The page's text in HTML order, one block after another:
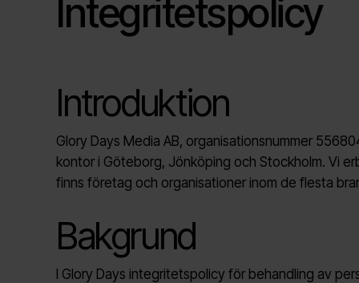
Integritetspolicy
Introduktion
Glory Days Media AB, organisationsnummer
kontor i Göteborg, Jönköping och Stockholm. Vi
finns företag och organisationer inom de flesta
Bakgrund
I Glory Days integritetspolicy för behandling av